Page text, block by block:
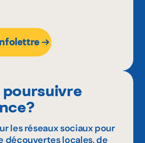
poursuivre
les réseaux sociaux pour
découvertes locales, de